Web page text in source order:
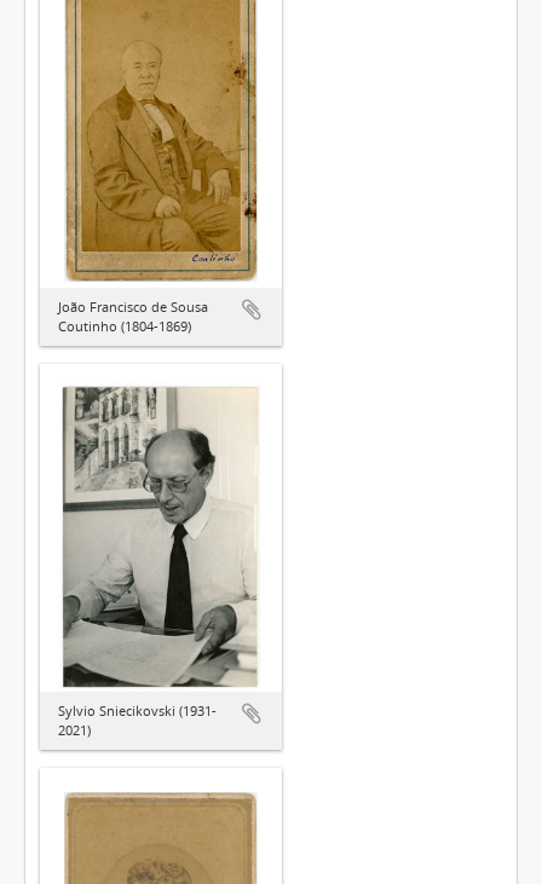
João Francisco de Sousa
Coutinho (1804-1869)
Sylvio Sniecikovski (1931-
2021)